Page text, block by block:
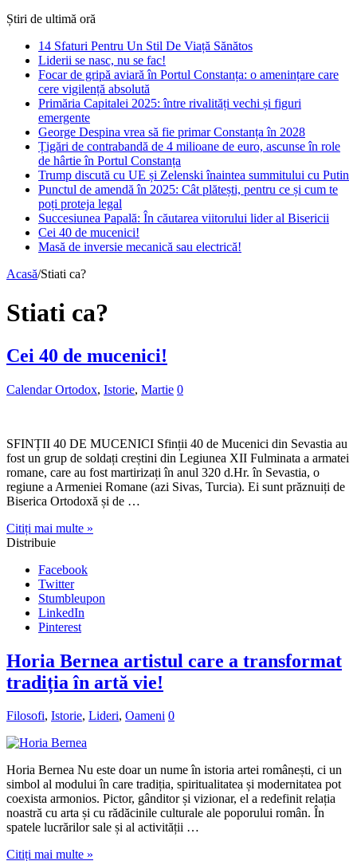
Știri de ultimă oră
14 Sfaturi Pentru Un Stil De Viață Sănătos
Liderii se nasc, nu se fac!
Focar de gripă aviară în Portul Constanța: o amenințare care
cere vigilență absolută
Primăria Capitalei 2025: între rivalități vechi și figuri
emergente
George Despina vrea să fie primar Constanța în 2028
Țigări de contrabandă de 4 milioane de euro, ascunse în role
de hârtie în Portul Constanța
Trump discută cu UE și Zelenski înaintea summitului cu Putin
Punctul de amendă în 2025: Cât plătești, pentru ce și cum te
poți proteja legal
Succesiunea Papală: În căutarea viitorului lider al Bisericii
Cei 40 de mucenici!
Masă de inversie mecanică sau electrică!
Acasă/Stiati ca?
Stiati ca?
Cei 40 de mucenici!
Calendar Ortodox, Istorie, Martie 0
SFINȚII 40 DE MUCENICI Sfinții 40 de Mucenici din Sevastia au
fost un grup de soldați creștini din Legiunea XII Fulminata a armatei
romane, care au fost martirizați în anul 320 d.Hr. în Sevastia, o
regiune a Armeniei Romane (azi Sivas, Turcia). Ei sunt prăznuiți de
Biserica Ortodoxă și de …
Citiți mai multe »
Distribuie
Facebook
Twitter
Stumbleupon
LinkedIn
Pinterest
Horia Bernea artistul care a transformat
tradiția în artă vie!
Filosofi, Istorie, Lideri, Oameni 0
Horia Bernea Nu este doar un nume în istoria artei românești, ci un
simbol al modului în care tradiția, spiritualitatea și modernitatea pot
coexista armonios. Pictor, gânditor și vizionar, el a redefinit relația
noastră cu arta și cu rădăcinile culturale ale poporului român. În
spatele lucrărilor sale și al activității …
Citiți mai multe »